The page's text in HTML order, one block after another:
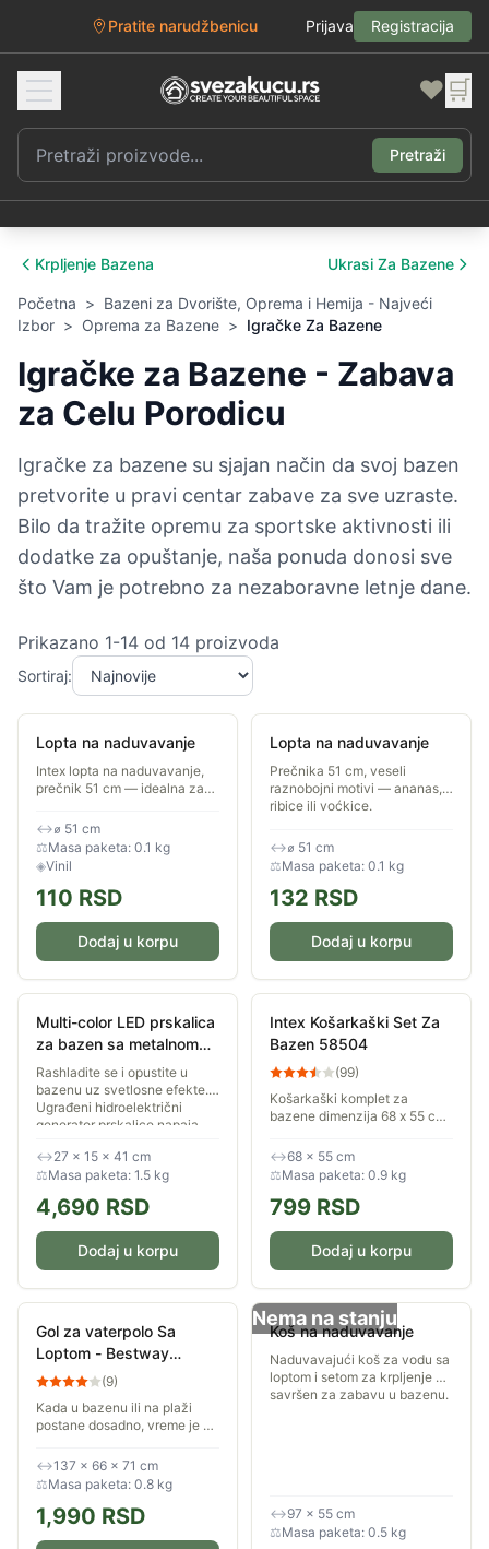
Pratite narudžbenicu Prijava Registracija
❤️ 🛒
Pretraži
Krpljenje Bazena Ukrasi Za Bazene
Početna > Bazeni za Dvorište, Oprema i Hemija - Najveći
Izbor > Oprema za Bazene > Igračke Za Bazene
Igračke za Bazene - Zabava
za Celu Porodicu
Igračke za bazene su sjajan način da svoj bazen
pretvorite u pravi centar zabave za sve uzraste.
Bilo da tražite opremu za sportske aktivnosti ili
dodatke za opuštanje, naša ponuda donosi sve
što Vam je potrebno za nezaboravne letnje dane.
Prikazano 1-14 od 14 proizvoda
Sortiraj:
Lopta na naduvavanje
Intex lopta na naduvavanje,
prečnik 51 cm — idealna za
↔⌀ 51 cm
⚖Masa paketa: 0.1 kg
◈Vinil
110 RSD
Dodaj u korpu
Lopta na naduvavanje
Prečnika 51 cm, veseli
raznobojni motivi — ananas,
ribice ili voćkice.
↔⌀ 51 cm
⚖Masa paketa: 0.1 kg
132 RSD
Dodaj u korpu
Multi-color LED prskalica
za bazen sa metalnom
konstrukcijom Intex
28089
Rashladite se i opustite u
bazenu uz svetlosne efekte.
Ugrađeni hidroelektrični
generator prskalice napaja
(bela,...
↔27 × 15 × 41 cm
⚖Masa paketa: 1.5 kg
4,690 RSD
Dodaj u korpu
Intex Košarkaški Set Za
Bazen 58504
(99)
Košarkaški komplet za
bazene dimenzija 68 x 55 cm
zabava za najmlađe u kojoj
će učestvovati i oni stariji...
↔68 × 55 cm
⚖Masa paketa: 0.9 kg
799 RSD
Dodaj u korpu
Gol za vaterpolo Sa
Loptom - Bestway
52123
(9)
Kada u bazenu ili na plaži
postane dosadno, vreme je za
gola su 137 x 66 x 71 cm, u
paketu dobijate i loptu...
↔137 × 66 × 71 cm
⚖Masa paketa: 0.8 kg
1,990 RSD
Nema na stanju
Koš na naduvavanje
Naduvavajući koš za vodu sa
loptom i setom za krpljenje —
savršen za zabavu u bazenu.
↔97 × 55 cm
⚖Masa paketa: 0.5 kg